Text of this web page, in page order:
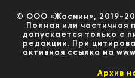
© ООО «Жасмин», 2019-
Полная или частичная
допускается только с
редакции. При
активная ссылка на
Архив